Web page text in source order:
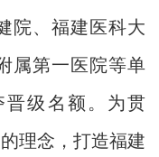
院、福建医科大
属第一医院等单
晋级名额。为贯
理念，打造福建